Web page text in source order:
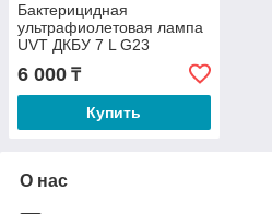
Бактерицидная
ультрафиолетовая лампа
UVT ДКБУ 7 L G23
COMPACT
6 000 ₸
Купить
О нас